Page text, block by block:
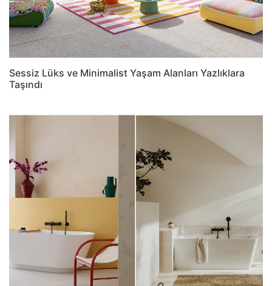
Sessiz Lüks ve Minimalist Yaşam Alanları Yazlıklara
Taşındı